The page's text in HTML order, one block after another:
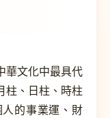
華文化中最具代
柱、日柱、時柱
的事業運、財